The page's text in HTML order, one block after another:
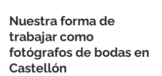
Nuestra forma de
trabajar como
fotógrafos de bodas en
Castellón